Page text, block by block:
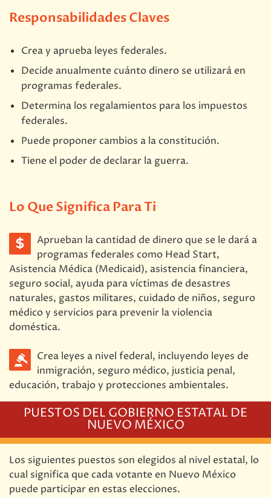
Responsabilidades Claves
Crea y aprueba leyes federales.
Decide anualmente cuánto dinero se utilizará en
programas federales.
Determina los regalamientos para los impuestos
federales.
Puede proponer cambios a la constitución.
Tiene el poder de declarar la guerra.
Lo Que Significa Para Ti
Aprueban la cantidad de dinero que se le dará a
programas federales como Head Start,
Asistencia Médica (Medicaid), asistencia financiera,
seguro social, ayuda para víctimas de desastres
naturales, gastos militares, cuidado de niños, seguro
médico y servicios para prevenir la violencia
doméstica.
Crea leyes a nivel federal, incluyendo leyes de
inmigración, seguro médico, justicia penal,
educación, trabajo y protecciones ambientales.
PUESTOS DEL GOBIERNO ESTATAL DE
NUEVO MÉXICO
Los siguientes puestos son elegidos al nivel estatal, lo
cual significa que cada votante en Nuevo México
puede participar en estas elecciones.